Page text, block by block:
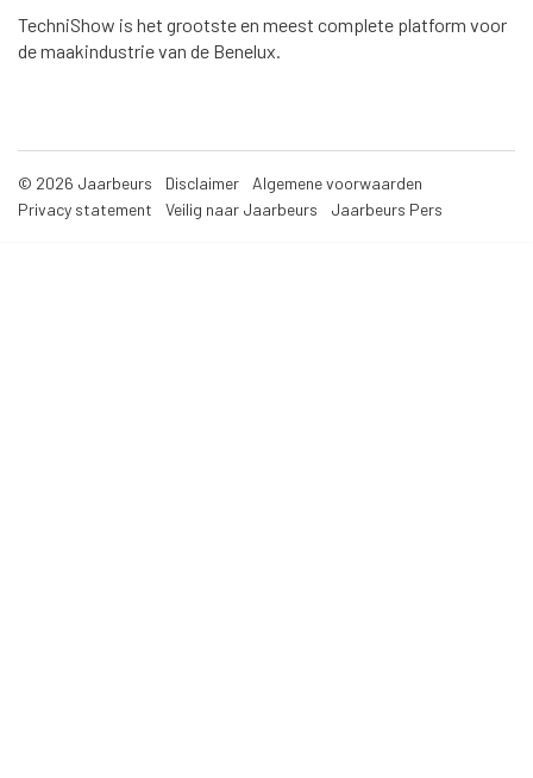
TechniShow is het grootste en meest complete platform voor
de maakindustrie van de Benelux.
© 2026 Jaarbeurs Disclaimer
Algemene voorwaarden
Privacy statement
Veilig naar Jaarbeurs Jaarbeurs Pers